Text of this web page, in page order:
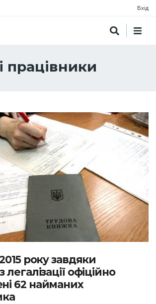
Вхід
працівники
року завдяки
легалізації офіційно
62 найманих